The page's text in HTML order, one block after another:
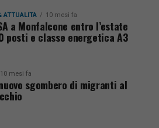
ATTUALITÀ 10 mesi fa
a Monfalcone entro l’estate
posti e classe energetica A3
10 mesi fa
sgombero di migranti al